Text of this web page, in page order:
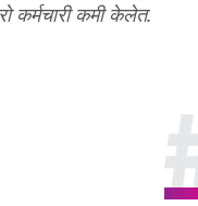
कर्मचारी कमी केलेत.